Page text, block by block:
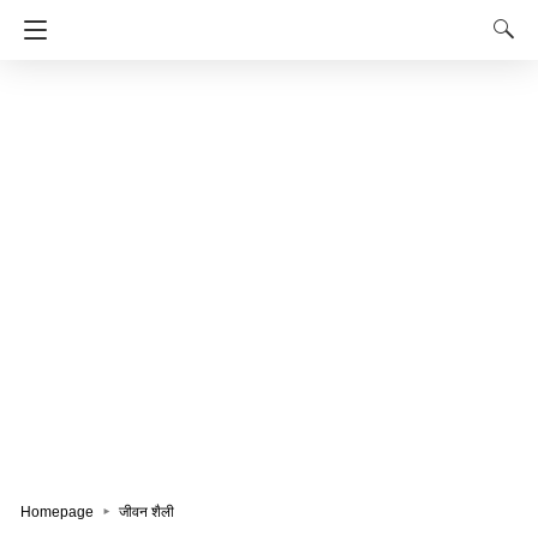
Homepage जीवन शैली